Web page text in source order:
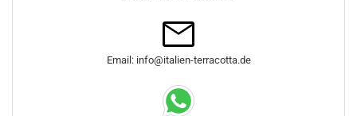
Email: info@italien-terracotta.de